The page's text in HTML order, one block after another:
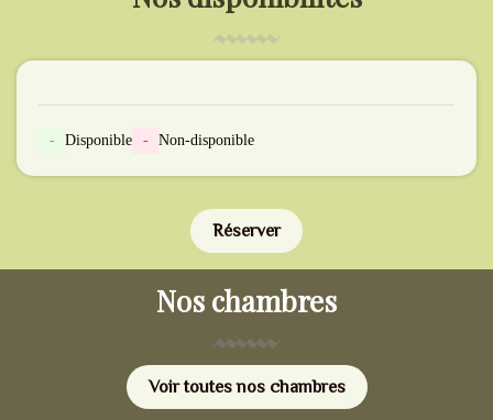
- Disponible - Non-disponible
Réserver
Nos chambres
Voir toutes nos chambres